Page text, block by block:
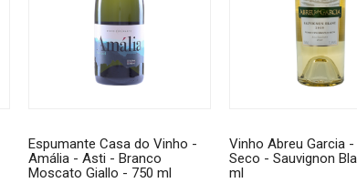
Espumante Casa do Vinho -
Amália - Asti - Branco
Moscato Giallo - 750 ml
Vinho Abreu Garcia
Seco - Sauvignon
ml